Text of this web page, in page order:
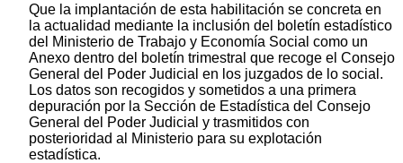
Que la implantación de esta habilitación se concreta en
la actualidad mediante la inclusión del boletín estadístico
del Ministerio de Trabajo y Economía Social como un
Anexo dentro del boletín trimestral que recoge el Consejo
General del Poder Judicial en los juzgados de lo social.
Los datos son recogidos y sometidos a una primera
depuración por la Sección de Estadística del Consejo
General del Poder Judicial y trasmitidos con
posterioridad al Ministerio para su explotación
estadística.